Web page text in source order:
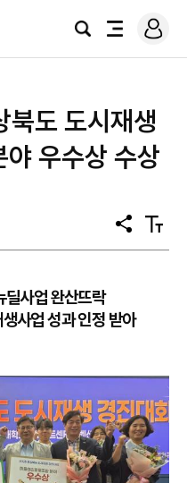
검
전
로
그
도 도시재생
우수상 수상
공
유
텍
스
딜사업 완산뜨락
사업 성과 인정 받아